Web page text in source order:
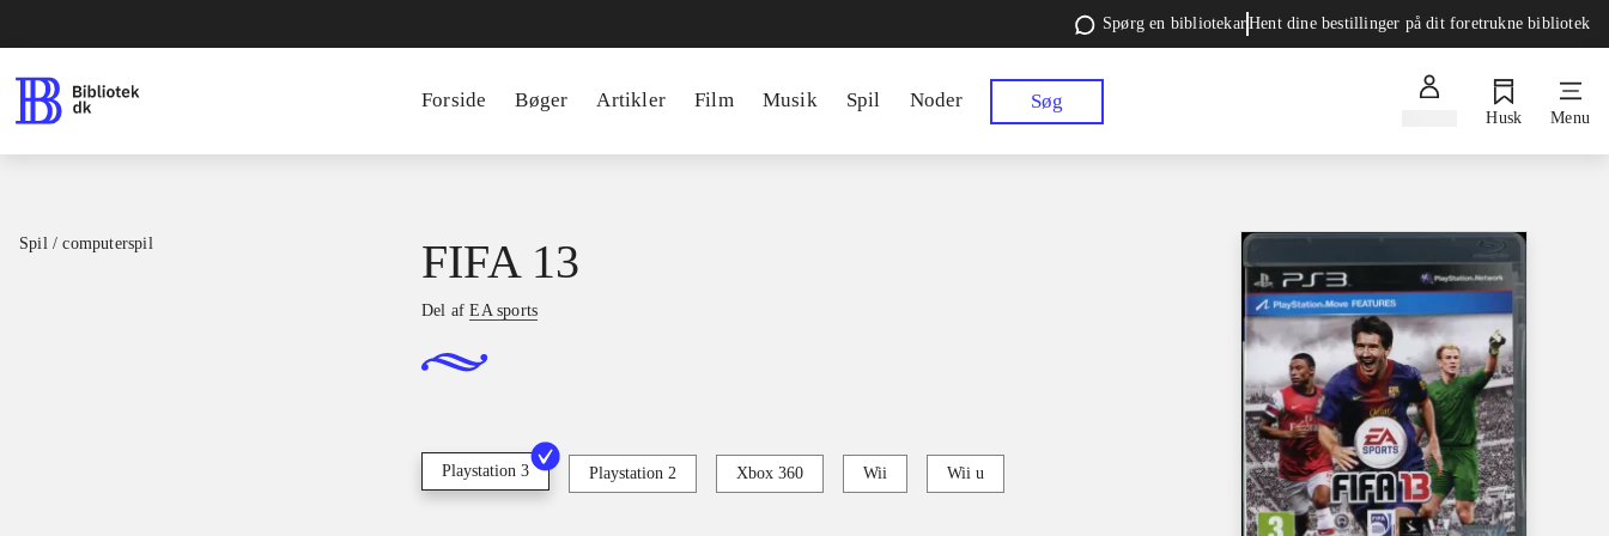
Spørg en bibliotekarHent dine bestillinger på dit foretrukne bibliotek
Forside Bøger Artikler Film Musik Spil Noder Søg
Husk Menu
Spil / computerspil FIFA 13
Del afEA sports
Playstation 3 Playstation 2 Xbox 360 Wii Wii u